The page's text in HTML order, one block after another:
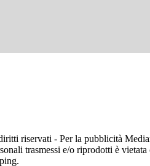
riservati - Per la pubblicità
trasmessi e/o riprodotti è